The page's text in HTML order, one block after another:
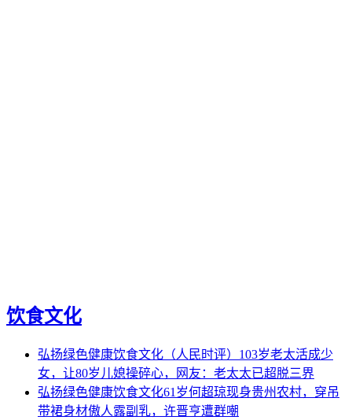
饮食文化
弘扬绿色健康饮食文化（人民时评）103岁老太活成少
女，让80岁儿媳操碎心，网友：老太太已超脱三界
弘扬绿色健康饮食文化61岁何超琼现身贵州农村，穿吊
带裙身材傲人露副乳，许晋亨遭群嘲